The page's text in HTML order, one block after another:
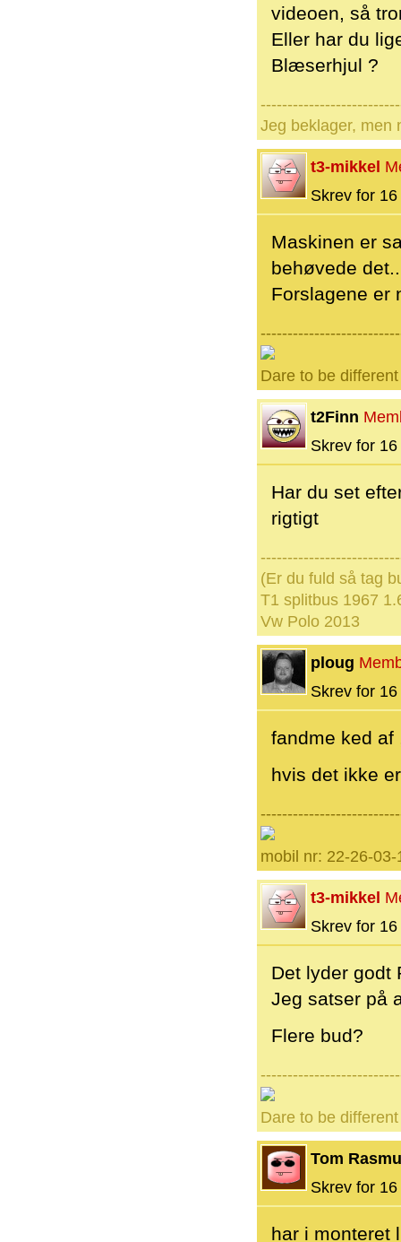
videoen, så
Eller har du
Blæserhjul ?
Jeg beklager, men
t3-mikkel
Skrev for
Maskinen er
behøvede det..
Forslagene er
Dare to be different
t2Finn
Skrev for
Har du set
rigtigt
(Er du fuld så tag
T1 splitbus 1967
Vw Polo 2013
ploug
Skrev for
fandme ked af
hvis det ikke
mobil nr: 22-26-03-
t3-mikkel
Skrev for
Det lyder godt
Jeg satser på
Flere bud?
Dare to be different
Tom
Skrev for
har i monteret